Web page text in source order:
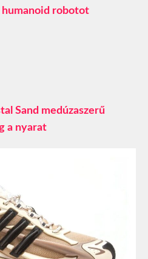
humanoid robotot
Sand medúzaszerű
a nyarat